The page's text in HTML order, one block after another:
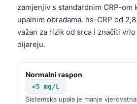
zamjenjiv s standardnim CRP-om
upalnim obradama. hs-CRP od
važan za rizik od srca i značiti
dijareju.
Normalni raspon
<5 mg/L
Sistemska upala je manje